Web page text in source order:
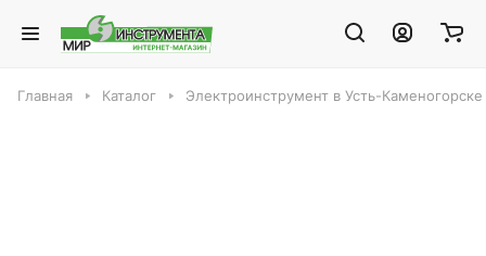
Главная Каталог Электроинструмент в Усть-Каменогорске